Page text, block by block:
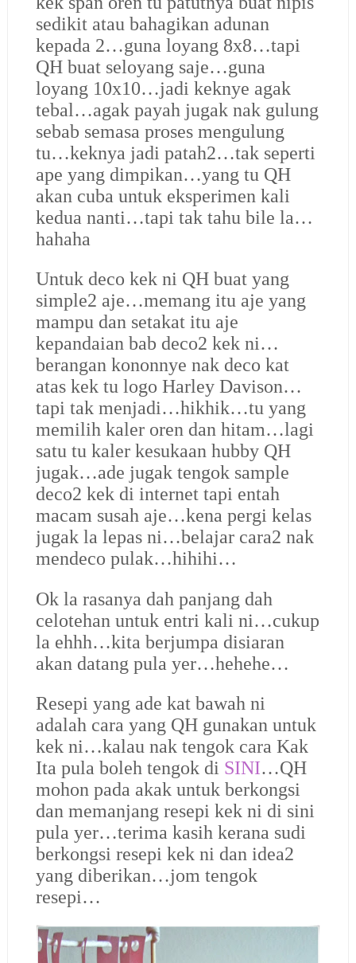
sedikit atau bahagikan adunan
kepada 2…guna loyang 8x8…tapi
QH buat seloyang saje…guna
loyang 10x10…jadi keknye agak
tebal…agak payah jugak nak gulung
sebab semasa proses mengulung
tu…keknya jadi patah2…tak seperti
ape yang dimpikan…yang tu QH
akan cuba untuk eksperimen kali
kedua nanti…tapi tak tahu bile la…
hahaha
Untuk deco kek ni QH buat yang
simple2 aje…memang itu aje yang
mampu dan setakat itu aje
kepandaian bab deco2 kek ni…
berangan kononnye nak deco kat
atas kek tu logo Harley Davison…
tapi tak menjadi…hikhik…tu yang
memilih kaler oren dan hitam…lagi
satu tu kaler kesukaan hubby QH
jugak…ade jugak tengok sample
deco2 kek di internet tapi entah
macam susah aje…kena pergi kelas
jugak la lepas ni…belajar cara2 nak
mendeco pulak…hihihi…
Ok la rasanya dah panjang dah
celotehan untuk entri kali ni…cukup
la ehhh…kita berjumpa disiaran
akan datang pula yer…hehehe…
Resepi yang ade kat bawah ni
adalah cara yang QH gunakan untuk
kek ni…kalau nak tengok cara Kak
Ita pula boleh tengok di SINI…QH
mohon pada akak untuk berkongsi
dan memanjang resepi kek ni di sini
pula yer…terima kasih kerana sudi
berkongsi resepi kek ni dan idea2
yang diberikan…jom tengok
resepi…